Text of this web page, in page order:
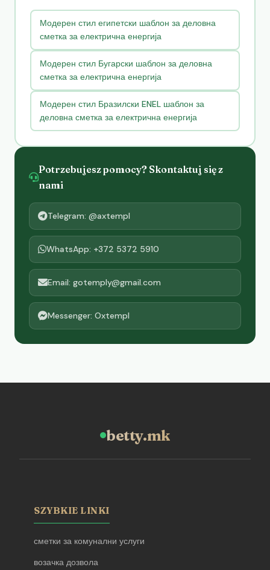
Модерен стил египетски шаблон за деловна
сметка за електрична енергија
Модерен стил Бугарски шаблон за деловна
сметка за електрична енергија
Модерен стил Бразилски ENEL шаблон за
деловна сметка за електрична енергија
Potrzebujesz pomocy? Skontaktuj się z
nami
Telegram: @axtempl
WhatsApp: +372 5372 5910
Email: gotemply@gmail.com
Messenger: Oxtempl
betty.mk
SZYBKIE LINKI
сметки за комунални услуги
возачка дозвола